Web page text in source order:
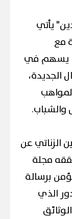
يأتي
مع
يسهم في
الجديدة،
والشباب.
الزناتي عن
مجلة
برسالة
الذي